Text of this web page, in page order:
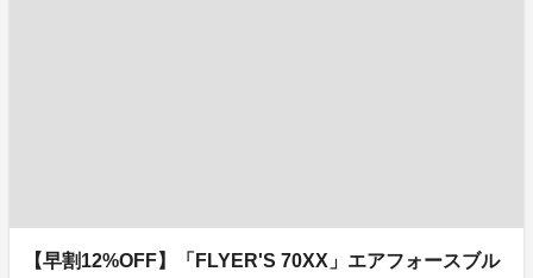
【早割12%OFF】「FLYER'S 70XX」エアフォースブル